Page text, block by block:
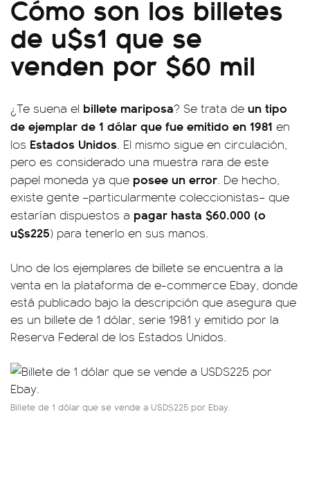
Cómo son los billetes
de u$s1 que se
venden por $60 mil
¿Te suena el billete mariposa? Se trata de un tipo
de ejemplar de 1 dólar que fue emitido en 1981 en
los Estados Unidos. El mismo sigue en circulación,
pero es considerado una muestra rara de este
papel moneda ya que posee un error. De hecho,
existe gente –particularmente coleccionistas– que
estarían dispuestos a pagar hasta $60.000 (o
u$s225) para tenerlo en sus manos.
Uno de los ejemplares de billete se encuentra a la
venta en la plataforma de e-commerce Ebay, donde
está publicado bajo la descripción que asegura que
es un billete de 1 dólar, serie 1981 y emitido por la
Reserva Federal de los Estados Unidos.
Billete de 1 dólar que se vende a USD$225 por Ebay.